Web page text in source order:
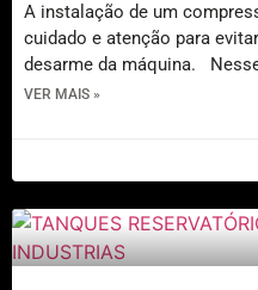
A instalação de um
cuidado e atenção para
desarme da máquina.
VER MAIS »